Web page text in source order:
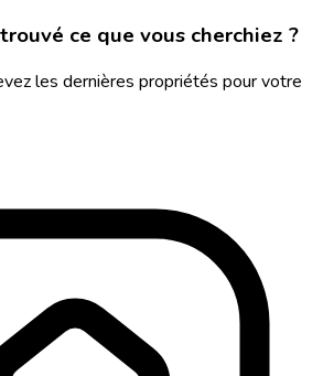
ce que vous cherchiez ?
les dernières propriétés pour votre